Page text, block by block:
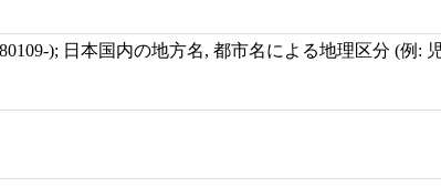
); 日本国内の地方名, 都市名による地理区分 (例: